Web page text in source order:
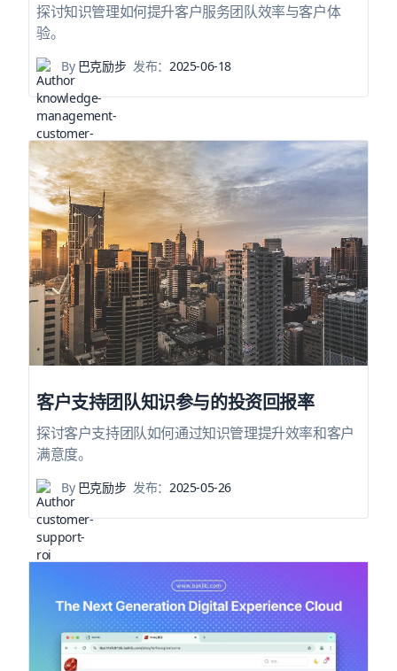
探讨知识管理如何提升客户服务团队效率与客户体
验。
By巴克励步 发布： 2025-06-18
客户支持团队知识参与的投资回报率
探讨客户支持团队如何通过知识管理提升效率和客户
满意度。
By巴克励步 发布：2025-05-26